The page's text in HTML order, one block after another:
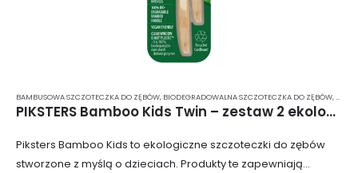
BAMBUSOWA SZCZOTECZKA DO ZĘBÓW, BIODEGRADOWALNA SZCZOTECZKA DO ZĘBÓW,
PIKSTERS Bamboo Kids Twin – zestaw 2 ekologicznych szczoteczek do zębów dla dzieci
Piksters Bamboo Kids to ekologiczne szczoteczki do zębów
stworzone z myślą o dzieciach. Produkty te zapewniają